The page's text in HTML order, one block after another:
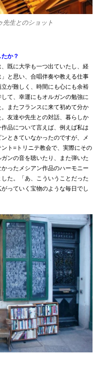
先生とのショット
か？
既に大学も一つ出ていたし、経
と思い、合唱伴奏や教える仕事
が難しく、時間にも心にも余裕
て、幸運にもオルガンの勉強に
またフランスに来て初めて分か
友達や先生との対話、暮らしか
品について言えば、例えば私は
ときていなかったのですが、メ
ト=トリニテ教会で、実際にその
ンの音を聴いたり、また弾いた
ったメシアン作品のハーモニー
た。「あ、こういうことだった
っていく宝物のような毎日でし